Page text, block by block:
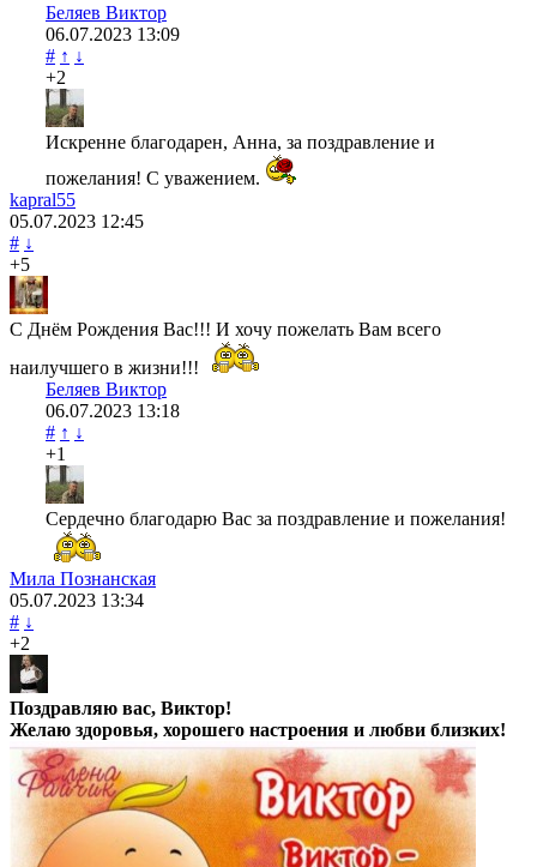
Беляев Виктор
06.07.2023 13:09
# ↑ ↓
+2
Искренне благодарен, Анна, за поздравление и
пожелания! С уважением.
kapral55
05.07.2023 12:45
# ↓
+5
С Днём Рождения Вас!!! И хочу пожелать Вам всего
наилучшего в жизни!!!
Беляев Виктор
06.07.2023 13:18
# ↑ ↓
+1
Сердечно благодарю Вас за поздравление и пожелания!
Мила Познанская
05.07.2023 13:34
# ↓
+2
Поздравляю вас, Виктор!
Желаю здоровья, хорошего настроения и любви близких!